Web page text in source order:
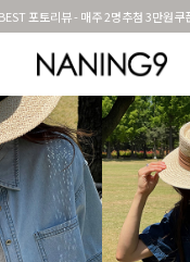
신규가입시 무료배송 + 2천원할인쿠폰
베스트재진행 썸머여행룩